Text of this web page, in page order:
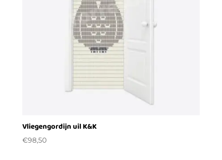
Vliegengordijn uil K&K
€98,50